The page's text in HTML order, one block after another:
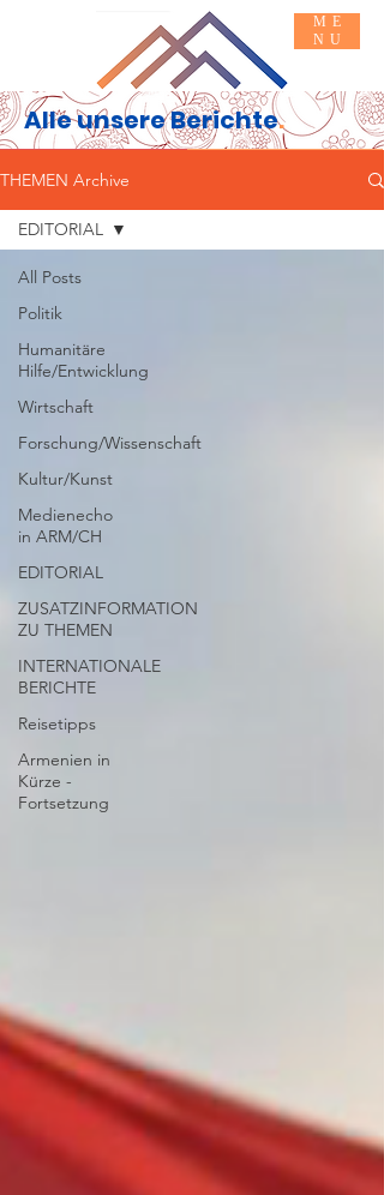
ME
NU
Basis INFO MACH MIT
Alle unsere Berichte.
THEMEN Archive
All Posts
Politik
Humanitäre
Hilfe/Entwicklung
Wirtschaft
Forschung/Wissenschaft
Kultur/Kunst
Medienecho
in ARM/CH
EDITORIAL
ZUSATZINFORMATION
ZU THEMEN
INTERNATIONALE
BERICHTE
Reisetipps
Armenien in
Kürze -
Fortsetzung
EDITORIAL